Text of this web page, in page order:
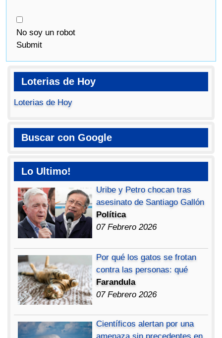
No soy un robot
Submit
Loterias de Hoy
Loterias de Hoy
Buscar con Google
Lo Ultimo!
Uribe y Petro chocan tras
asesinato de Santiago Gallón
Política
07 Febrero 2026
Por qué los gatos se frotan
contra las personas: qué
Farandula
07 Febrero 2026
Científicos alertan por una